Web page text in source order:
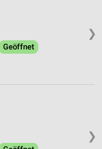
❯
Geöffnet
❯